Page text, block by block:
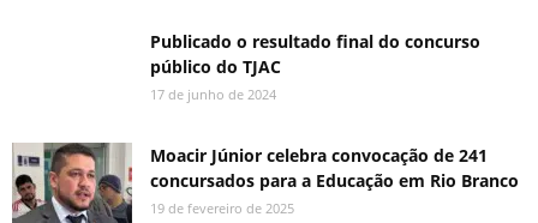
Publicado o resultado final do concurso
público do TJAC
17 de junho de 2024
Moacir Júnior celebra convocação de 241
concursados para a Educação em Rio Branco
19 de fevereiro de 2025